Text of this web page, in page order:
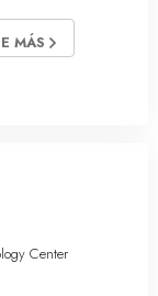
MÁS
Center